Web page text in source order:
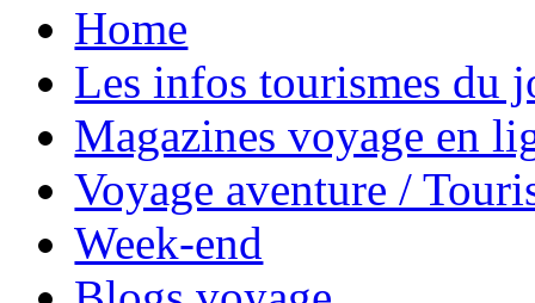
Home
Les infos tourismes du
Magazines voyage en
Voyage aventure /
Week-end